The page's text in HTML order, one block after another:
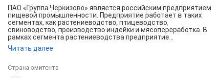
ПАО «Группа Черкизово» является российским предприятием
пищевой промышленности. Предприятие работает в таких
сегментах, как растениеводство, птицеводство,
свиноводство, производство индейки и мясопереработка. В
рамках сегмента растениеводства предприятие
выращивает в том числе такие культуры, как озимая и
яровая пшеница, кукуруза, подсолнечник, ячмень, горох, соя,
комбинатах полного цикла.
Читать далее
Страна эмитента